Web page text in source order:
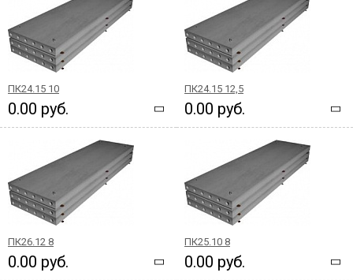
ПК24.15 10
0.00 руб.
ПК24.15 12,5
0.00 руб.
ПК26.12 8
0.00 руб.
ПК25.10 8
0.00 руб.